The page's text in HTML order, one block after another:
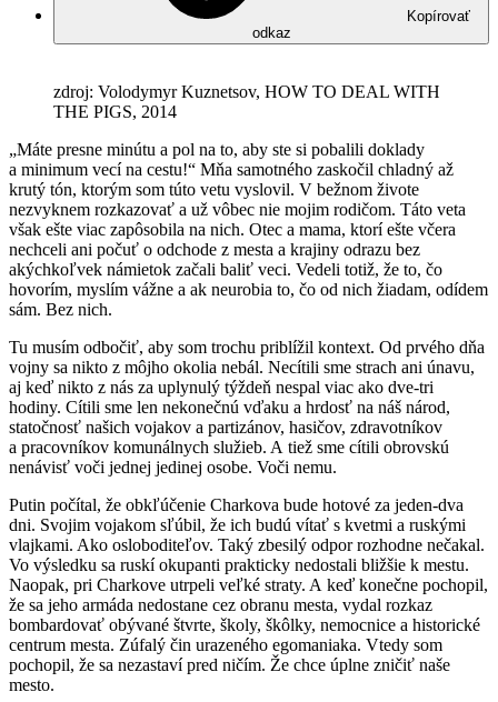
Kopírovať
odkaz
zdroj: Volodymyr Kuznetsov, HOW TO DEAL WITH
THE PIGS, 2014
„Máte presne minútu a pol na to, aby ste si pobalili doklady
a minimum vecí na cestu!“ Mňa samotného zaskočil chladný až
krutý tón, ktorým som túto vetu vyslovil. V bežnom živote
nezvyknem rozkazovať a už vôbec nie mojim rodičom. Táto veta
však ešte viac zapôsobila na nich. Otec a mama, ktorí ešte včera
nechceli ani počuť o odchode z mesta a krajiny odrazu bez
akýchkoľvek námietok začali baliť veci. Vedeli totiž, že to, čo
hovorím, myslím vážne a ak neurobia to, čo od nich žiadam, odídem
sám. Bez nich.
Tu musím odbočiť, aby som trochu priblížil kontext. Od prvého dňa
vojny sa nikto z môjho okolia nebál. Necítili sme strach ani únavu,
aj keď nikto z nás za uplynulý týždeň nespal viac ako dve-tri
hodiny. Cítili sme len nekonečnú vďaku a hrdosť na náš národ,
statočnosť našich vojakov a partizánov, hasičov, zdravotníkov
a pracovníkov komunálnych služieb. A tiež sme cítili obrovskú
nenávisť voči jednej jedinej osobe. Voči nemu.
Putin počítal, že obkľúčenie Charkova bude hotové za jeden-dva
dni. Svojim vojakom sľúbil, že ich budú vítať s kvetmi a ruskými
vlajkami. Ako osloboditeľov. Taký zbesilý odpor rozhodne nečakal.
Vo výsledku sa ruskí okupanti prakticky nedostali bližšie k mestu.
Naopak, pri Charkove utrpeli veľké straty. A keď konečne pochopil,
že sa jeho armáda nedostane cez obranu mesta, vydal rozkaz
bombardovať obývané štvrte, školy, škôlky, nemocnice a historické
centrum mesta. Zúfalý čin urazeného egomaniaka. Vtedy som
pochopil, že sa nezastaví pred ničím. Že chce úplne zničiť naše
mesto.